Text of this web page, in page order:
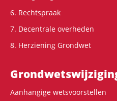
6. Rechtspraak
7. Decentrale overheden
8. Herziening Grondwet
Aanhangige wetsvoorstellen